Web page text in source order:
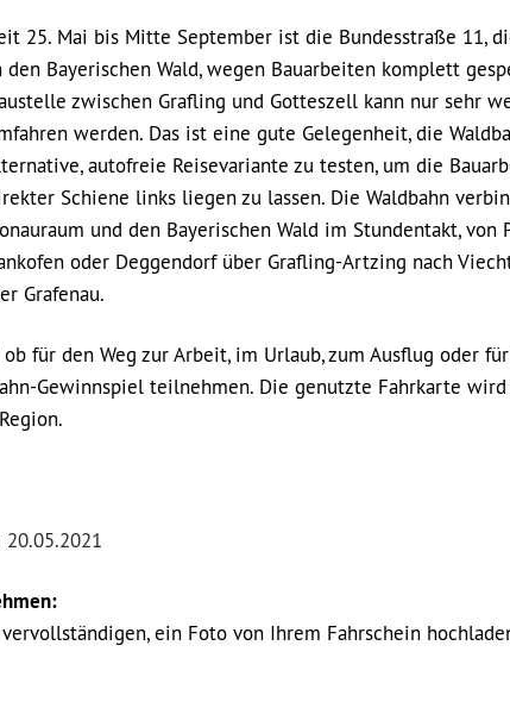
25. Mai bis Mitte September ist die Bundesstraße 11,
den Bayerischen Wald, wegen Bauarbeiten komplett
zwischen Grafling und Gotteszell kann nur sehr
werden. Das ist eine gute Gelegenheit, die
autofreie Reisevariante zu testen, um die
Schiene links liegen zu lassen. Die Waldbahn
und den Bayerischen Wald im Stundentakt, von
oder Deggendorf über Grafling-Artzing nach
Grafenau.
für den Weg zur Arbeit, im Urlaub, zum Ausflug oder
Gewinnspiel teilnehmen. Die genutzte Fahrkarte
ein Foto von Ihrem Fahrschein